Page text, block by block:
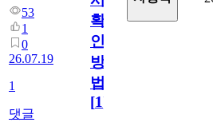
53
1
0
26.07.19
1
댓글
확
인
방
법
[1]